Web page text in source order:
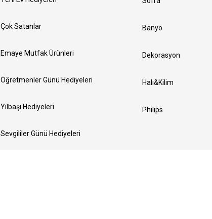
Çok Satanlar
Emaye Mutfak Ürünleri
Öğretmenler Günü Hediyeleri
Yılbaşı Hediyeleri
Sevgililer Günü Hediyeleri
Banyo
Dekorasyon
Halı&Kilim
Philips